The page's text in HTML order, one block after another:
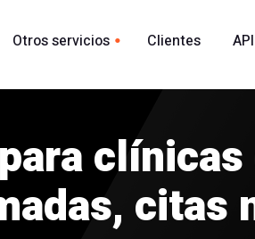
Otros servicios
por API
AI
Clientes API
citas